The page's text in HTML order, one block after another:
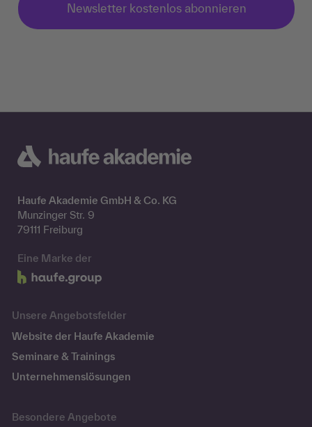
Newsletter kostenlos abonnieren
Haufe Akademie GmbH & Co. KG
Munzinger Str. 9
79111 Freiburg
Eine Marke der
Unsere Angebotsfelder
Website der Haufe Akademie
Seminare & Trainings
Unternehmenslösungen
Besondere Angebote